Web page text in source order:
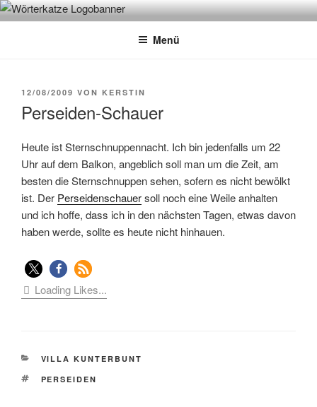
Zum
InhaltWÖRTERKATZE
Von Büchern erzählen
Menü
VERÖFFENTLICHT
12/08/2009 VON KERSTIN
Perseiden-Schauer
Heute ist Sternschnuppennacht. Ich bin jedenfalls um 22
Uhr auf dem Balkon, angeblich soll man um die Zeit, am
besten die Sternschnuppen sehen, sofern es nicht bewölkt
ist. Der Perseidenschauersoll noch eine Weile anhalten
und ich hoffe, dass ich in den nächsten Tagen, etwas davon
haben werde, sollte es heute nicht hinhauen.
Loading Likes...
KATEGORIEN
VILLA KUNTERBUNT
SCHLAGWÖRTER
PERSEIDEN